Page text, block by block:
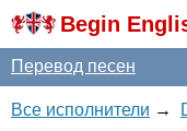
Begin
Перевод песен
Все исполнители →